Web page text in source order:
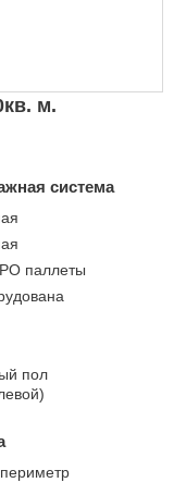
м.
система
паллеты
пол